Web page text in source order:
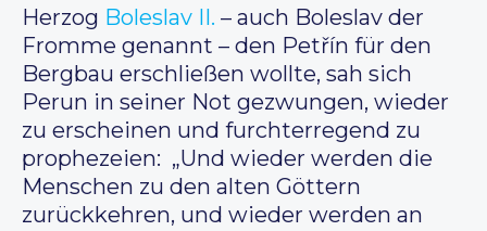
Herzog Boleslav II. – auch Boleslav der
Fromme genannt – den Petřín für den
Bergbau erschließen wollte, sah sich
Perun in seiner Not gezwungen, wieder
zu erscheinen und furchterregend zu
prophezeien: „Und wieder werden die
Menschen zu den alten Göttern
zurückkehren, und wieder werden an